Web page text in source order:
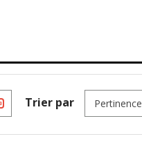
Trier par Pertinence